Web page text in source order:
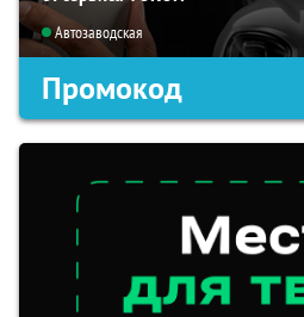
Автозаводская
Промокод